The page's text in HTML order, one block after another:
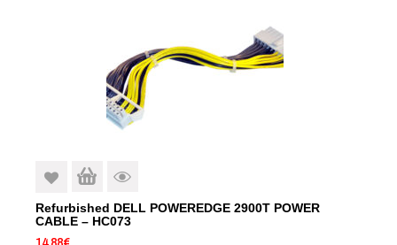
Refurbished DELL POWEREDGE 2900T POWER
CABLE – HC073